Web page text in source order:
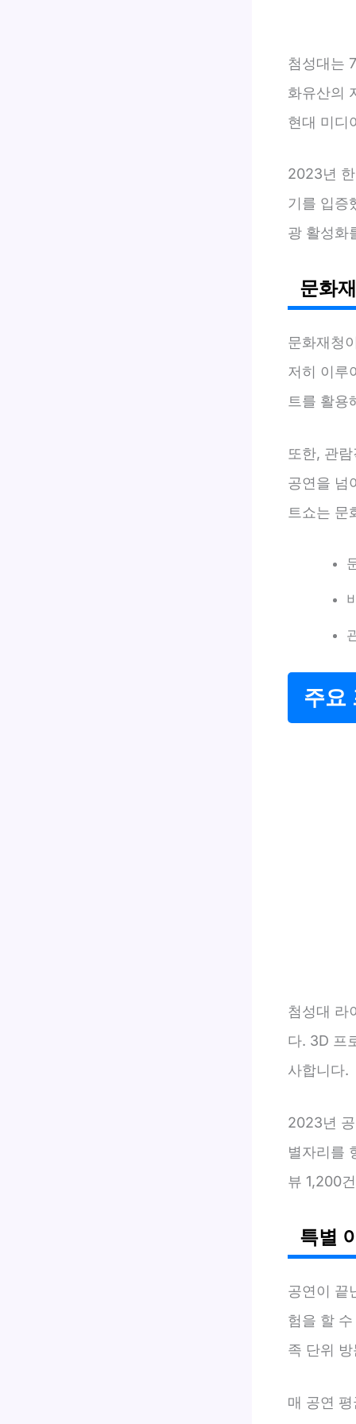
첨성대는
화유산의
현대 미디
2023년
기를 입증
광 활성화
문화
문화재청
저히 이루
트를 활용
또한, 관
공연을 넘
트쇼는 문
주요
첨성대 라
다. 3D 프
사합니다.
2023년
별자리를
뷰 1,200
특별
공연이 끝
험을 할
족 단위
매 공연